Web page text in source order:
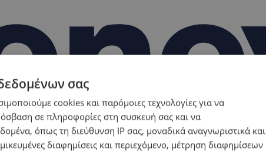
σας
cookies και παρόμοιες τεχνολογίες για να
σε πληροφορίες στη συσκευή σας και να
όπως τη διεύθυνση IP σας, μοναδικά αναγνωριστικά και
διαφημίσεις και περιεχόμενο, μέτρηση διαφημίσεων